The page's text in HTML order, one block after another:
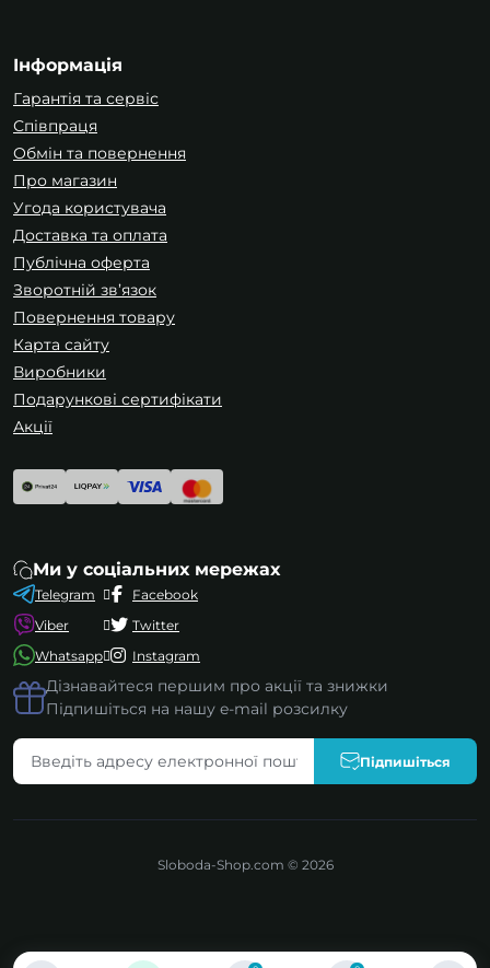
Інформація
Гарантія та сервіс
Співпраця
Обмін та повернення
Про магазин
Угода користувача
Доставка та оплата
Публічна оферта
Зворотній зв’язок
Повернення товару
Карта сайту
Виробники
Подарункові сертифікати
Акції
Ми у соціальних мережах
Telegram
Viber
Whatsapp
Facebook
Twitter
Instagram
Дізнавайтеся першим про акції та знижки
Підпишіться на нашу e-mail розсилку
Підпишіться
Sloboda-Shop.com © 2026